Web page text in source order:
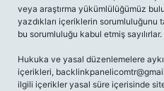
veya araştırma yükümlülüğümüz
yazdıkları içeriklerin sorumluluğunu
bu sorumluluğu kabul etmiş sayılırlar.
Hukuka ve yasal düzenlemelere
içerikleri,
ilgili içerikler yasal süre içerisinde